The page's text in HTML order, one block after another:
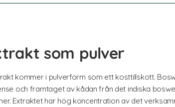
som pulver
kommer i pulverform som ett kosttillskott.
och framtaget av kådan från det indiska
Extraktet har hög koncentration av det